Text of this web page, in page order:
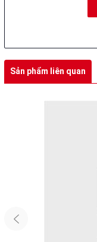
2. Hiệu suất vượt trội
Sản phẩm liên quan